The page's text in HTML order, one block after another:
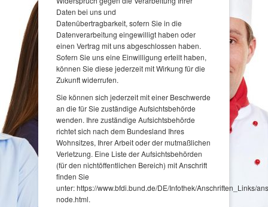
Daten bei uns und
Datenübertragbarkeit, sofern Sie in die
Datenverarbeitung eingewilligt haben oder
einen Vertrag mit uns abgeschlossen haben.
Sofern Sie uns eine Einwilligung erteilt haben,
können Sie diese jederzeit mit Wirkung für die
Zukunft widerrufen.
Sie können sich jederzeit mit einer Beschwerde
an die für Sie zuständige Aufsichtsbehörde
wenden. Ihre zuständige Aufsichtsbehörde
richtet sich nach dem Bundesland Ihres
Wohnsitzes, Ihrer Arbeit oder der mutmaßlichen
Verletzung. Eine Liste der Aufsichtsbehörden
(für den nichtöffentlichen Bereich) mit Anschrift
finden Sie
unter: https://www.bfdi.bund.de/DE/Infothek/Anschriften_Links/
node.html.